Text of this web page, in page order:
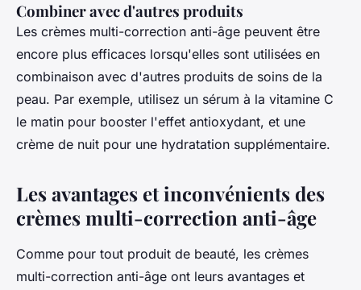
Combiner avec d'autres produits
Les crèmes multi-correction anti-âge peuvent être
encore plus efficaces lorsqu'elles sont utilisées en
combinaison avec d'autres produits de soins de la
peau. Par exemple, utilisez un sérum à la vitamine C
le matin pour booster l'effet antioxydant, et une
crème de nuit pour une hydratation supplémentaire.
Les avantages et inconvénients des
crèmes multi-correction anti-âge
Comme pour tout produit de beauté, les crèmes
multi-correction anti-âge ont leurs avantages et